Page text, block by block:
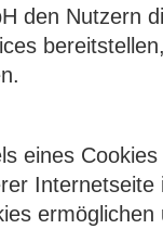
den Nutzern
eines